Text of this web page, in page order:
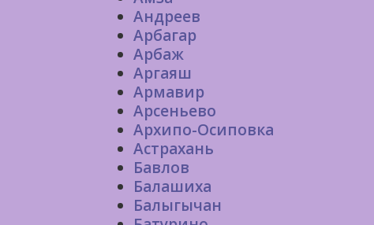
Андреев
Арбагар
Арбаж
Аргаяш
Армавир
Арсеньево
Архипо-Осиповка
Астрахань
Бавлов
Балашиха
Балыгычан